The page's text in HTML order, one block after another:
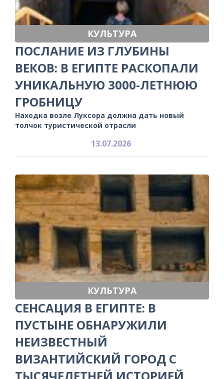
КУЛЬТУРА
ПОСЛАНИЕ ИЗ ГЛУБИНЫ
ВЕКОВ: В ЕГИПТЕ РАСКОПАЛИ
УНИКАЛЬНУЮ 3000-ЛЕТНЮЮ
ГРОБНИЦУ
Находка возле Луксора должна дать новый
толчок туристической отрасли
13.07.2026
КУЛЬТУРА
СЕНСАЦИЯ В ЕГИПТЕ: В
ПУСТЫНЕ ОБНАРУЖИЛИ
НЕИЗВЕСТНЫЙ
ВИЗАНТИЙСКИЙ ГОРОД С